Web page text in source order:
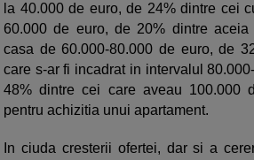
la 40.000 de euro, de 24% dintre cei
60.000 de euro, de 20% dintre
casa de 60.000-80.000 de euro, de
care s-ar fi incadrat in intervalul
48% dintre cei care aveau 100.000
pentru achizitia unui apartament.
In ciuda cresterii ofertei, dar si a